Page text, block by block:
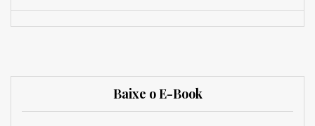
Baixe o E-Book